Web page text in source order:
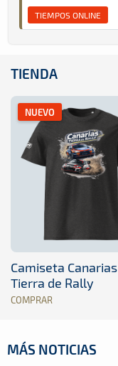
TIEMPOS ONLINE
TIENDA
NUEVO
Camiseta Canarias
Tierra de Rally
COMPRAR
MÁS NOTICIAS